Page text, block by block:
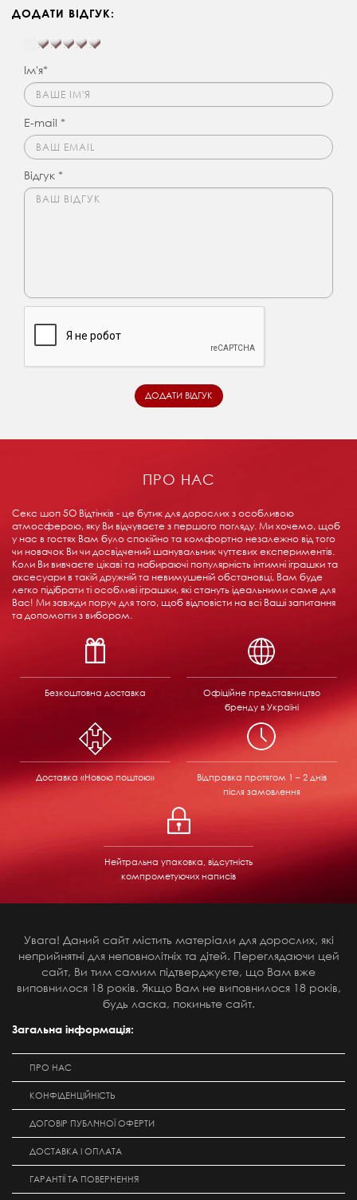
ДОДАТИ ВІДГУК:
Ім'я*
E-mail *
Відгук *
ПРО НАС
Секс шоп 5О Відтінків - це бутик для дорослих з особливою
атмосферою, яку Ви відчуваєте з першого погляду. Ми хочемо, щоб
у нас в гостях Вам було спокійно та комфортно незалежно від того
чи новачок Ви чи досвідчений шанувальник чуттєвих експериментів.
Коли Ви вивчаєте цікаві та набираючі популярність інтимні іграшки та
аксесуари в такій дружній та невимушеній обстановці, Вам буде
легко підібрати ті особливі іграшки, які стануть ідеальними саме для
Вас! Ми завжди поруч для того, щоб відповісти на всі Ваші запитання
та допомогти з вибором.
Безкоштовна доставка
Офіційне представництво
бренду в Україні
Доставка «Новою поштою» Відправка протягом 1 – 2 днів
після замовлення
Нейтральна упаковка, відсутність
компрометуючих написів
Увага! Даний сайт містить матеріали для дорослих, які
неприйнятні для неповнолітніх та дітей. Переглядаючи цей
сайт, Ви тим самим підтверджуєте, що Вам вже
виповнилося 18 років. Якщо Вам не виповнилося 18 років,
будь ласка, покиньте сайт.
Загальна інформація:
ПРО НАС
КОНФІДЕНЦІЙНІСТЬ
ДОГОВІР ПУБЛІЧНОЇ ОФЕРТИ
ДОСТАВКА І ОПЛАТА
ГАРАНТІЇ ТА ПОВЕРНЕННЯ